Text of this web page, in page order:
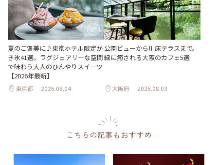
夏のご褒美に♪東京ホテル限定か
き氷41選。ラグジュアリーな空間
で味わう大人のひんやりスイーツ
【2026年最新】
東京都 2026.08.04
公園ビューから川床テラスまで。
緑に癒される大阪のカフェ5選
大阪府 2026.08.03
こちらの記事もおすすめ